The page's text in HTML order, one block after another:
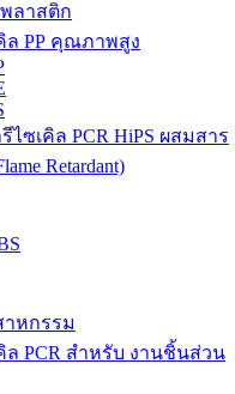
ลาสติก
ล PP คุณภาพสูง
ไซเคิล PCR HiPS ผสมสาร
Retardant)
หกรรม
ล PCR สำหรับ งานชิ้นส่วน
ม “Design for
ะ MTEC เรียนรู้นวัตกรรม
Design) และการ
ตรฐานสากล ลด Carbon